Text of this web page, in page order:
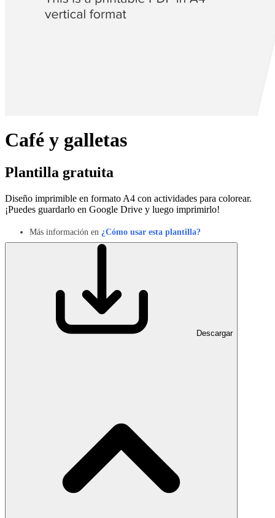
Café y galletas
Plantilla gratuita
Diseño imprimible en formato A4 con actividades para colorear.
¡Puedes guardarlo en Google Drive y luego imprimirlo!
Más información en ¿Cómo usar esta plantilla?
Descargar